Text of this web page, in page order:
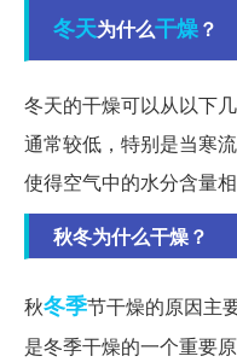
冬天为什么干燥？
冬天的干燥可以从以下
通常较低，特别是当寒
使得空气中的水分含量
秋冬为什么干燥？
秋冬季节干燥的原因主
是冬季干燥的一个重要